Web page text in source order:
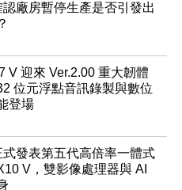
認廠房暫停生產是否引發出
V 迎來 Ver.2.00 重大韌體
位元浮點音訊錄製與數位
登場
式發表第五代高倍率一體式
V，雙影像處理器與 AI